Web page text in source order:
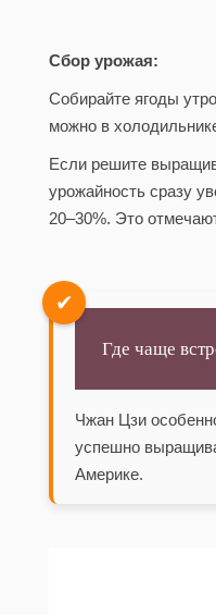
Сбор урожая:
Собирайте ягоды
можно в
Если решите
урожайность сразу
20–30%. Это
✔
Где чаще
Чжан Цзи
успешно
Америке.